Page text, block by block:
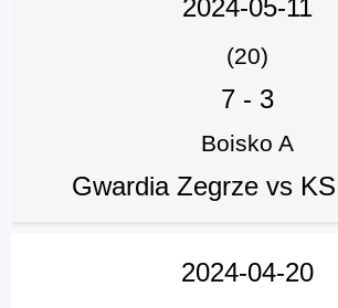
2024-05-11
(20)
7 - 3
Boisko A
Gwardia Zegrze vs
2024-04-20